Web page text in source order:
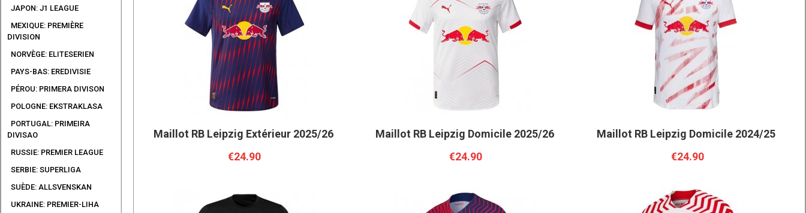
JAPON: J1 LEAGUE
MEXIQUE: PREMIÈRE
DIVISION
NORVÈGE: ELITESERIEN
PAYS-BAS: EREDIVISIE
PÉROU: PRIMERA DIVISON
POLOGNE: EKSTRAKLASA
PORTUGAL: PRIMEIRA
DIVISAO
RUSSIE: PREMIER LEAGUE
SERBIE: SUPERLIGA
SUÈDE: ALLSVENSKAN
UKRAINE: PREMIER-LIHA
Maillot RB Leipzig Extérieur 2025/26
€24.90
Maillot RB Leipzig Domicile 2025/26
€24.90
Maillot RB Leipzig Domicile 2024/25
€24.90